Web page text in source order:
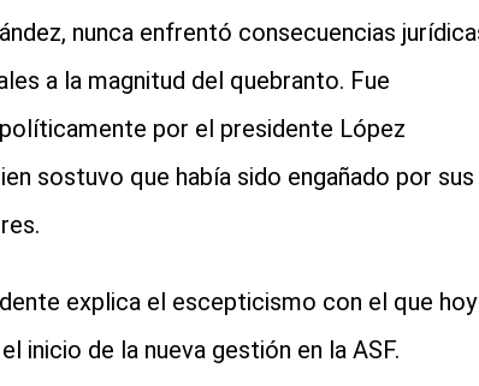
nunca enfrentó consecuencias
a la magnitud del quebranto. Fue
por el presidente López
sostuvo que había sido engañado por sus
explica el escepticismo con el que hoy
inicio de la nueva gestión en la ASF.